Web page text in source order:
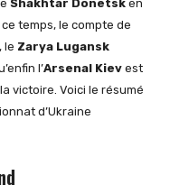
Shakhtar Donetsken
temps, le compte de
le Zarya Lugansk
l’Arsenal Kievest
victoire. Voici le résumé
d’Ukraine